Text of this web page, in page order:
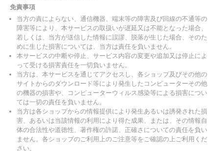
免責事項
当方の責によらない、通信機器、端末等の障害及び回線の不通等の
障害等により、本サービスの取扱いが遅延又は不能となった場合、
若しくは、当方が送信した情報に誤謬、脱落が生じた場合、そのた
めに生じた損害については、当方は責任を負いません。
本サービスの中断や停止、サービス内容の変更や追加又は停止によ
って受ける損害責任を一切負いません。
当方は、本サービスを通じてアクセスし、各ショップ及びその他の
サイトからのダウンロード等により発生したコンピューターその他
の機器の損害や、コンピューターウィルス感染等による損害につい
ては一切の責任を負いません。
当方は各ショップからの情報提供により発生あるいは誘発された損
害、あるいは当該情報の利用により得た成果、または、その情報自
体の合法性や道徳性、著作権の許諾、正確さについての責任を負い
ません。各ショップのご利用上のご注意等をご確認の上ご利用くだ
さい。